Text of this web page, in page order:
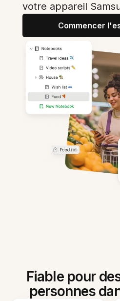
votre appareil
Commencer
Fiable pour
personnes